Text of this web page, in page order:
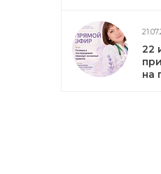
22
на